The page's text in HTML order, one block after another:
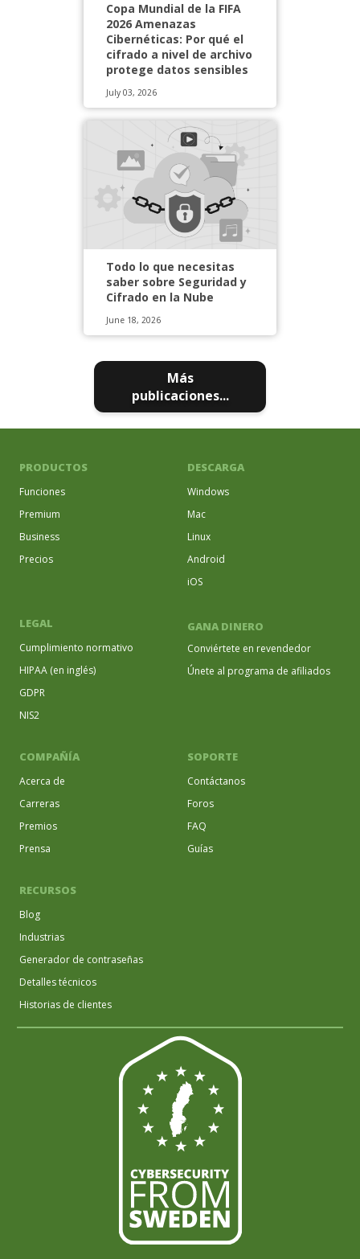
Copa Mundial de la FIFA
2026 Amenazas
Cibernéticas: Por qué el
cifrado a nivel de archivo
protege datos sensibles
July 03, 2026
Todo lo que necesitas
saber sobre Seguridad y
Cifrado en la Nube
June 18, 2026
Más
publicaciones...
PRODUCTOS
Funciones
Premium
Business
Precios
DESCARGA
Windows
Mac
Linux
Android
iOS
LEGAL
Cumplimiento normativo
HIPAA (en inglés)
GDPR
NIS2
GANA DINERO
Conviértete en revendedor
Únete al programa de afiliados
COMPAÑÍA
Acerca de
Carreras
Premios
Prensa
SOPORTE
Contáctanos
Foros
FAQ
Guías
RECURSOS
Blog
Industrias
Generador de contraseñas
Detalles técnicos
Historias de clientes